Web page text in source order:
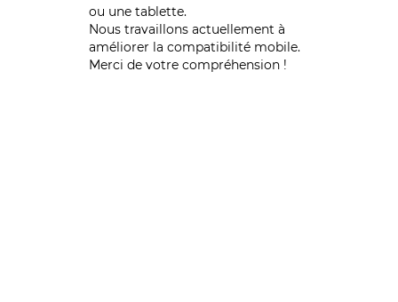
ou une tablette.
Nous travaillons actuellement à
améliorer la compatibilité mobile.
Merci de votre compréhension !